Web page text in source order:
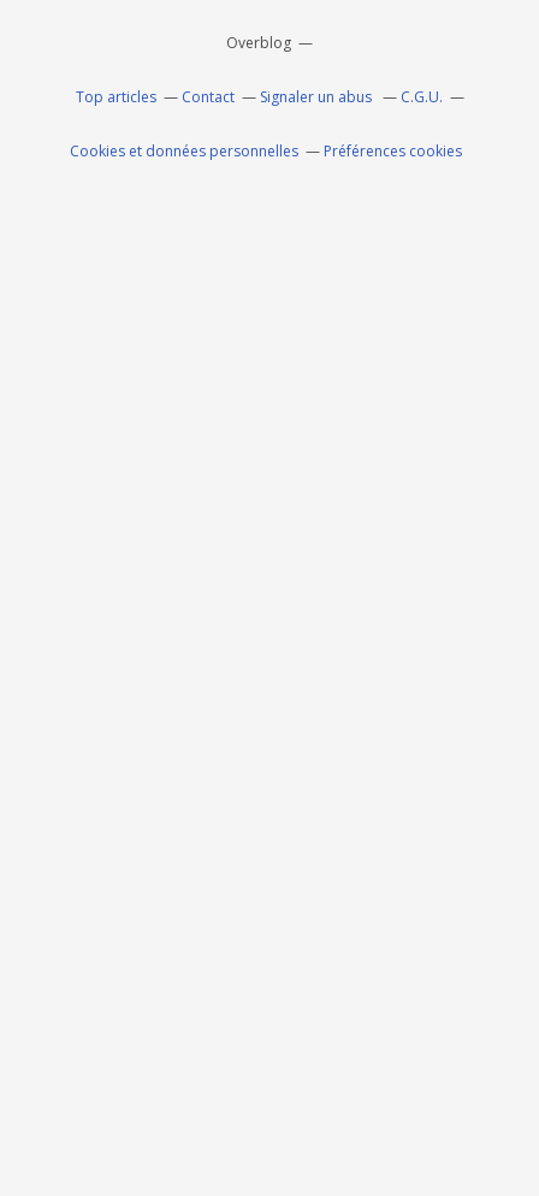
Overblog
Top articles Contact Signaler un abus C.G.U.
Cookies et données personnelles Préférences cookies